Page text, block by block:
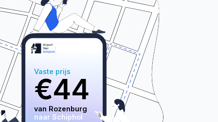
44
€
Vaste prijs
van Rozenburg
naar Schiphol